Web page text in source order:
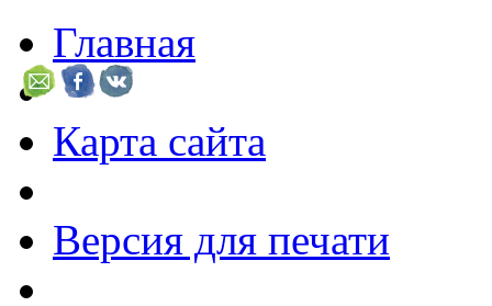
Главная
Карта сайта
Версия для печати